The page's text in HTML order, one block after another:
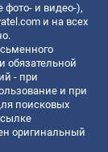
фото- и видео-),
и на всех
обязательной
- при
и при
поисковых
оригинальный